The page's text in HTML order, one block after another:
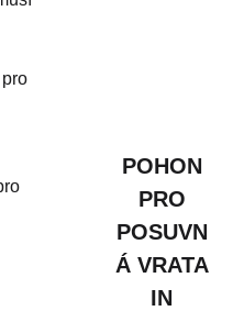
POHON
PRO
POSUVN
Á VRATA
IN